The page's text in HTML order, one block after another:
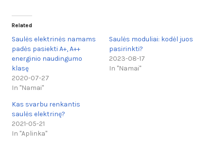
Related
Saulės elektrinės namams
padės pasiekti A+, A++
energinio naudingumo
klasę
2020-07-27
In "Namai"
Saulės moduliai: kodėl juos
pasirinkti?
2023-08-17
In "Namai"
Kas svarbu renkantis
saulės elektrinę?
2021-05-21
In "Aplinka"